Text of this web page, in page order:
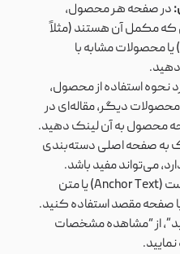
در صفحه هر محصول،
مکمل آن هستند (مثلاً
محصولات مشابه با
نحوه استفاده از محصول،
محصولات دیگر، مقاله‌ای در
محصول به آن لینک دهید.
به صفحه اصلی دسته‌بندی
می‌تواند مفید باشد.
از انکرتکست (Anchor Text) یا متن
صفحه مقصد استفاده کنید.
از “مشاهده مشخصات